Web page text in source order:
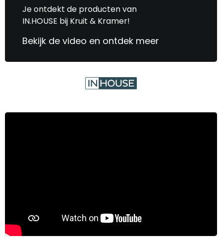
Je ontdekt de producten van
IN.HOUSE bij Kruit & Kramer!
Bekijk de video en ontdek meer